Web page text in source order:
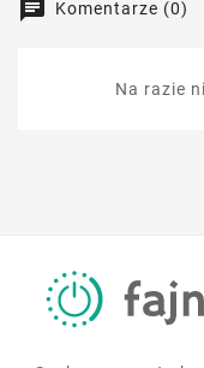
Komentarze (0)
Na razie